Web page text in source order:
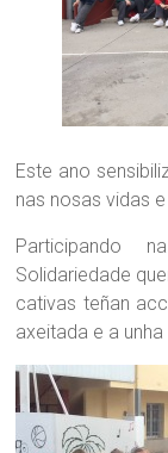
Este ano
nas nosas vidas
Participando
Solidariedade
cativas teñan
axeitada e a